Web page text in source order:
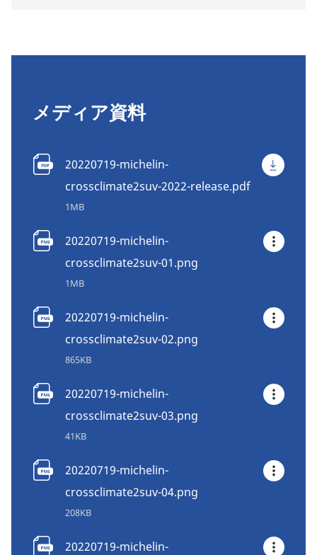
メディア資料
20220719-michelin-
crossclimate2suv-2022-release.pdf
1MB
20220719-michelin-
crossclimate2suv-01.png
1MB
20220719-michelin-
crossclimate2suv-02.png
865KB
20220719-michelin-
crossclimate2suv-03.png
41KB
20220719-michelin-
crossclimate2suv-04.png
208KB
20220719-michelin-